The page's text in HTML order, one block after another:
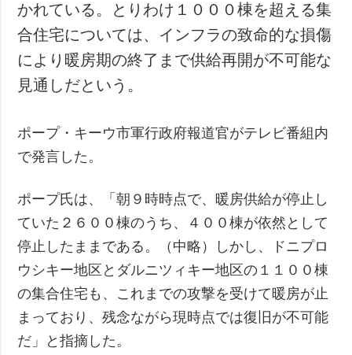
かれている。とりわけ１０００棟を超える集
合住宅については、インフラの致命的な損傷
により暖房期の終了まで供給再開が不可能な
見通しだという。
ポープ・キーウ市軍行政府報道官がテレビ番組内
で発言した。
ポープ氏は、「朝９時時点で、暖房供給が停止し
ていた２６００棟のうち、４００棟が依然として
停止したままである。（中略）しかし、ドニプロ
ウシキー地区とダルニツィキー地区の１１００棟
の集合住宅も、これまでの攻撃を受けて暖房が止
まっており、残念ながら現時点では復旧が不可能
だ」と指摘した。